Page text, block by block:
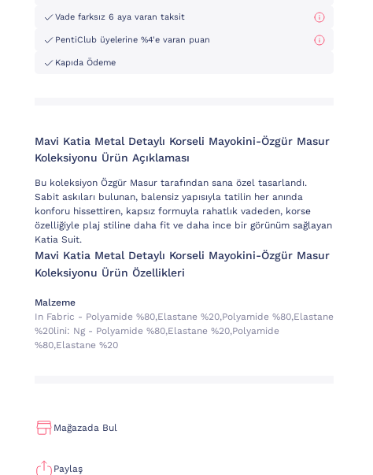
Vade farksız 6 aya varan taksit
PentiClub üyelerine %4'e varan puan
Kapıda Ödeme
Mavi Katia Metal Detaylı Korseli Mayokini-Özgür Masur
Koleksiyonu Ürün Açıklaması
Bu koleksiyon Özgür Masur tarafından sana özel tasarlandı.
Sabit askıları bulunan, balensiz yapısıyla tatilin her anında
konforu hissettiren, kapsız formuyla rahatlık vadeden, korse
özelliğiyle plaj stiline daha fit ve daha ince bir görünüm sağlayan
Katia Suit.
Mavi Katia Metal Detaylı Korseli Mayokini-Özgür Masur
Koleksiyonu Ürün Özellikleri
Malzeme
In Fabric - Polyamide %80,elastane %20,polyamide %80,elastane
%20lini: Ng - Polyamide %80,elastane %20,polyamide
%80,elastane %20
Mağazada Bul
Paylaş